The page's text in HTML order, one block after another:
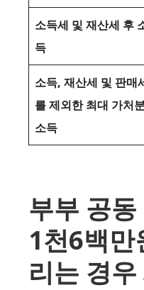
소득세 및 재산세 후
득
소득, 재산세 및 판매
를 제외한 최대 가처
소득
부부 공
1천6백만
리는 경